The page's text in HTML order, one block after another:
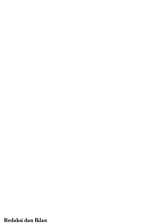
Redaksi dan Iklan